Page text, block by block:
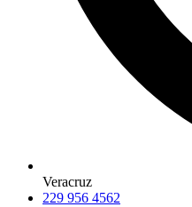
Veracruz
229 956 4562